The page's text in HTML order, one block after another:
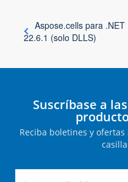
Aspose.cells para .NET
22.6.1 (solo DLLS)
Suscríbase a
Reciba boletines y